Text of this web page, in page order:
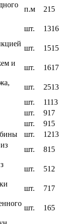
п.м
215
шт.
1316
шт.
1515
и
шт.
1617
шт.
2513
шт.
1113
шт.
917
шт.
915
шт.
1213
шт.
815
шт.
512
шт.
717
шт.
165